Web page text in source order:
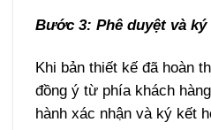
Bước 3: Phê duyệt và
Khi bản thiết kế đã hoàn
đồng ý từ phía khách
hành xác nhận và ký kết